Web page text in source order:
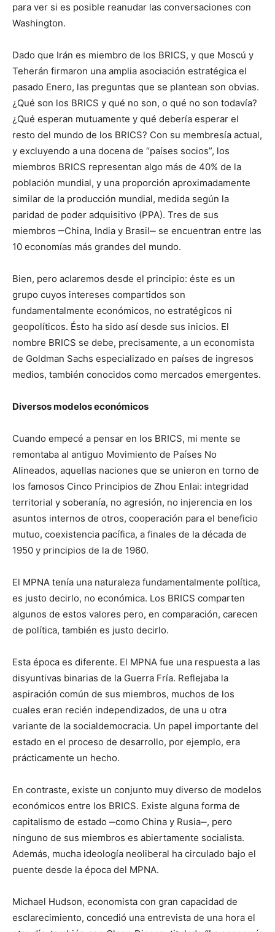
para ver si es posible reanudar las conversaciones con
Washington.
Dado que Irán es miembro de los BRICS, y que Moscú y
Teherán firmaron una amplia asociación estratégica el
pasado Enero, las preguntas que se plantean son obvias.
¿Qué son los BRICS y qué no son, o qué no son todavía?
¿Qué esperan mutuamente y qué debería esperar el
resto del mundo de los BRICS? Con su membresía actual,
y excluyendo a una docena de “países socios”, los
miembros BRICS representan algo más de 40% de la
población mundial, y una proporción aproximadamente
similar de la producción mundial, medida según la
paridad de poder adquisitivo (PPA). Tres de sus
miembros ‒China, India y Brasil‒ se encuentran entre las
10 economías más grandes del mundo.
Bien, pero aclaremos desde el principio: éste es un
grupo cuyos intereses compartidos son
fundamentalmente económicos, no estratégicos ni
geopolíticos. Ésto ha sido así desde sus inicios. El
nombre BRICS se debe, precisamente, a un economista
de Goldman Sachs especializado en países de ingresos
medios, también conocidos como mercados emergentes.
Diversos modelos económicos
Cuando empecé a pensar en los BRICS, mi mente se
remontaba al antiguo Movimiento de Países No
Alineados, aquellas naciones que se unieron en torno de
los famosos Cinco Principios de Zhou Enlai: integridad
territorial y soberanía, no agresión, no injerencia en los
asuntos internos de otros, cooperación para el beneficio
mutuo, coexistencia pacífica, a finales de la década de
1950 y principios de la de 1960.
El MPNA tenía una naturaleza fundamentalmente política,
es justo decirlo, no económica. Los BRICS comparten
algunos de estos valores pero, en comparación, carecen
de política, también es justo decirlo.
Esta época es diferente. El MPNA fue una respuesta a las
disyuntivas binarias de la Guerra Fría. Reflejaba la
aspiración común de sus miembros, muchos de los
cuales eran recién independizados, de una u otra
variante de la socialdemocracia. Un papel importante del
estado en el proceso de desarrollo, por ejemplo, era
prácticamente un hecho.
En contraste, existe un conjunto muy diverso de modelos
económicos entre los BRICS. Existe alguna forma de
capitalismo de estado ‒como China y Rusia‒, pero
ninguno de sus miembros es abiertamente socialista.
Además, mucha ideología neoliberal ha circulado bajo el
puente desde la época del MPNA.
Michael Hudson, economista con gran capacidad de
esclarecimiento, concedió una entrevista de una hora el